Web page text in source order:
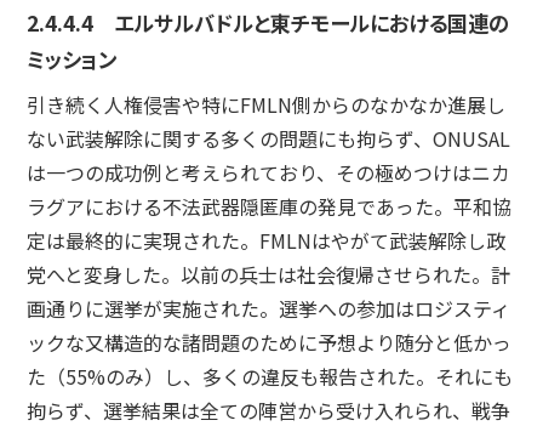
2.4.4.4 エルサルバドルと東チモールにおける国連の
ミッション
引き続く人権侵害や特にFMLN側からのなかなか進展し
ない武装解除に関する多くの問題にも拘らず、ONUSAL
は一つの成功例と考えられており、その極めつけはニカ
ラグアにおける不法武器隠匿庫の発見であった。平和協
定は最終的に実現された。FMLNはやがて武装解除し政
党へと変身した。以前の兵士は社会復帰させられた。計
画通りに選挙が実施された。選挙への参加はロジスティ
ックな又構造的な諸問題のために予想より随分と低かっ
た（55%のみ）し、多くの違反も報告された。それにも
拘らず、選挙結果は全ての陣営から受け入れられ、戦争